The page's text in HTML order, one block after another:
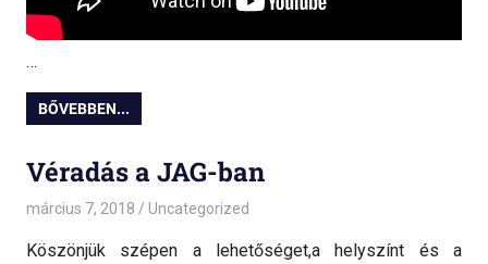
…
BŐVEBBEN...
Véradás a JAG-ban
március 7, 2018 admin
Uncategorized
Köszönjük szépen a lehetőséget,a helyszínt és a